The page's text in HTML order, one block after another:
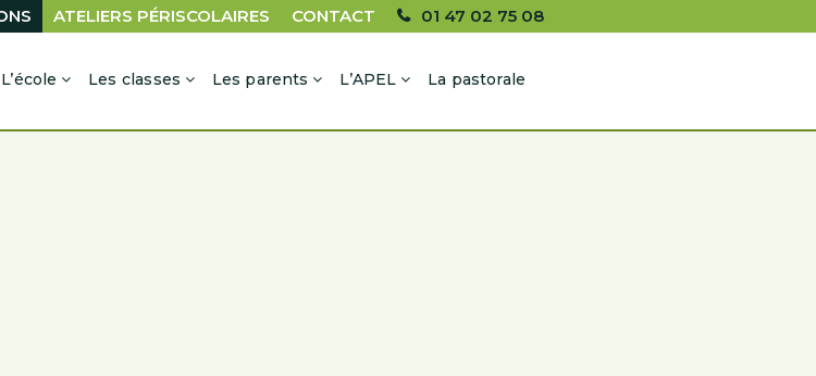
01 47 02 75 08
CONTACT
ATELIERS PÉRISCOLAIRES
L’école Les classes Les parents L’APEL La pastorale